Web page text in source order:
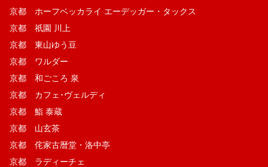
京都 ホーフベッカライ エーデッガー・タックス
京都 祇園 川上
京都 東山ゆう豆
京都 ワルダー
京都 和ごころ 泉
京都 カフェ･ヴェルディ
京都 鮨 泰蔵
京都 山玄茶
京都 侘家古暦堂・洛中亭
京都 ラディーチェ